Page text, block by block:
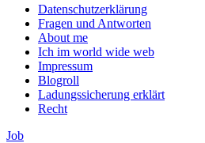
Facebook
anzeigen
Twitter
anzeigen
auf
Instagram
anzeigen
Main
menu
Skip
content
Datenschutzerklärung
Fragen und Antworten
About me
Ich im world wide web
Impressum
Blogroll
Ladungssicherung erklärt
Recht
Job